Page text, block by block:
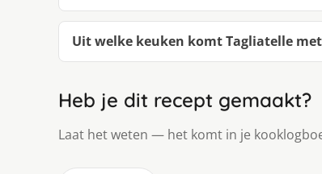
Uit welke keuken komt Tagliatelle
Heb je dit recept gemaakt?
Laat het weten — het komt in je